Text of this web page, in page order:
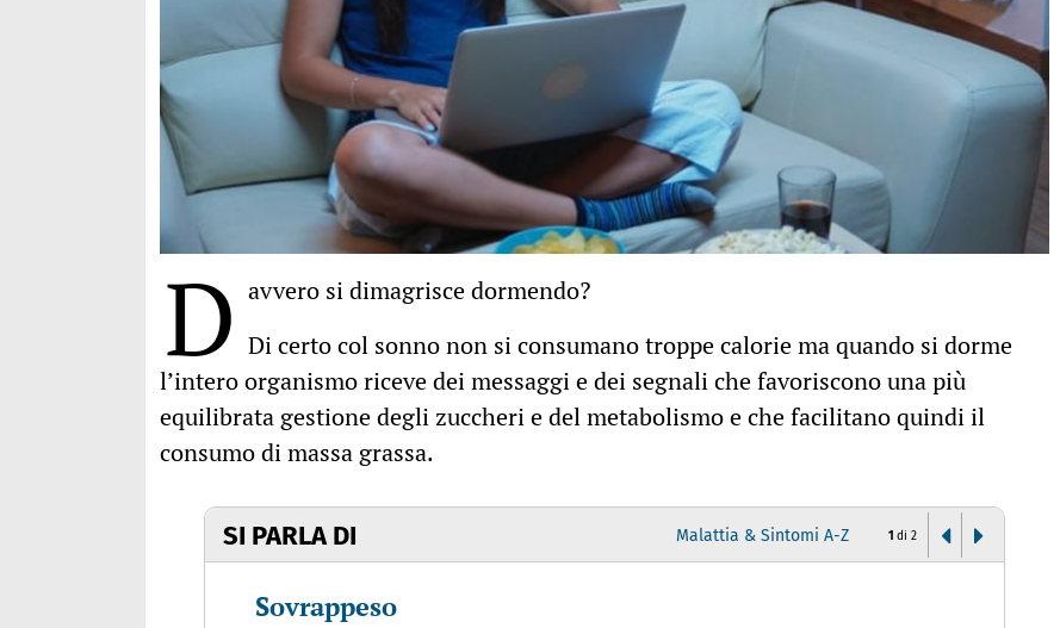
D avvero si dimagrisce dormendo?
Di certo col sonno non si consumano troppe calorie ma quando si dorme
l’intero organismo riceve dei messaggi e dei segnali che favoriscono una più
equilibrata gestione degli zuccheri e del metabolismo e che facilitano quindi il
consumo di massa grassa.
SI PARLA DI Malattia & Sintomi A-Z
Sovrappeso
1 di 2